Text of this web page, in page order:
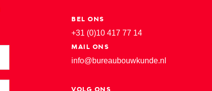
BEL ONS
+31 (0)10 417 77 14
MAIL ONS
info@bureaubouwkunde.nl
VOLG ONS